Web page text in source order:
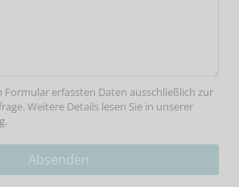
erfassten Daten ausschließlich zur
Weitere Details lesen Sie in unserer
.